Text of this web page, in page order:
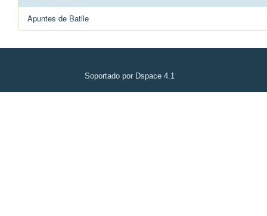
Apuntes de Batlle
Soportado por Dspace 4.1